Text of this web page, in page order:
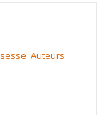
Auteurs